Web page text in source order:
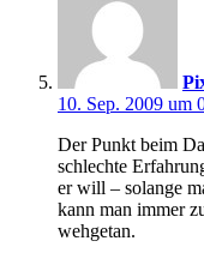
10. Sep. 2009 um
Der Punkt beim
schlechte
er will – solange
kann man immer
wehgetan.